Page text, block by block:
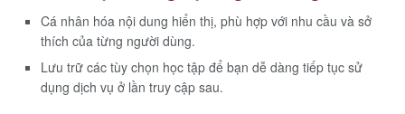
Cá nhân hóa nội dung hiển thị, phù hợp với nhu cầu và sở
thích của từng người dùng.
Lưu trữ các tùy chọn học tập để bạn dễ dàng tiếp tục sử
dụng dịch vụ ở lần truy cập sau.